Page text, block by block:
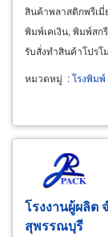
สินค้าพลาสติกพรีเ
พิมพ์เคเงิน, พิมพ์สก
รับสั่งทำสินค้าโปร
งกิ๊ฟ-เครื่องเขียน,
สินค้ารางวัล, ของ
หมวดหมู่ :โรงพิมพ์
โรงงานผู้ผลิต
สุพรรณบุรี